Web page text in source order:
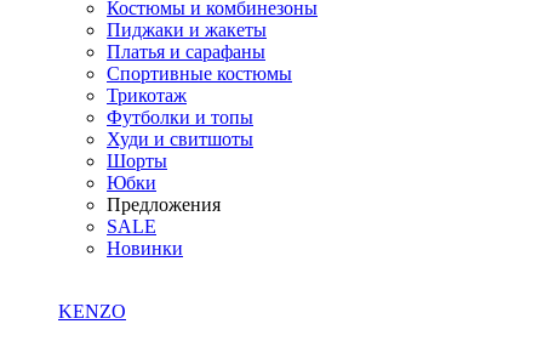
Костюмы и комбинезоны
Пиджаки и жакеты
Платья и сарафаны
Спортивные костюмы
Трикотаж
Футболки и топы
Худи и свитшоты
Шорты
Юбки
Предложения
SALE
Новинки
KENZO